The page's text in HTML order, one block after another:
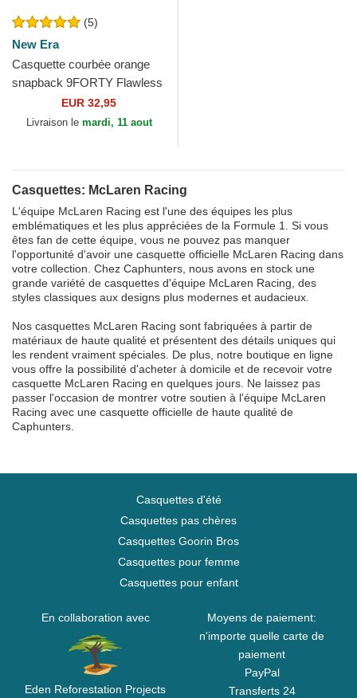
(5)
New Era
Casquette courbée orange
snapback 9FORTY Flawless
McLaren Racing Formula 1
New Era
EUR 32,95
Livraison le mardi, 11 aout
Casquettes: McLaren Racing
L'équipe McLaren Racing est l'une des équipes les plus
emblématiques et les plus appréciées de la Formule 1. Si vous
êtes fan de cette équipe, vous ne pouvez pas manquer
l'opportunité d'avoir une casquette officielle McLaren Racing dans
votre collection. Chez Caphunters, nous avons en stock une
grande variété de casquettes d'équipe McLaren Racing, des
styles classiques aux designs plus modernes et audacieux.
Nos casquettes McLaren Racing sont fabriquées à partir de
matériaux de haute qualité et présentent des détails uniques qui
les rendent vraiment spéciales. De plus, notre boutique en ligne
vous offre la possibilité d'acheter à domicile et de recevoir votre
casquette McLaren Racing en quelques jours. Ne laissez pas
passer l'occasion de montrer votre soutien à l'équipe McLaren
Racing avec une casquette officielle de haute qualité de
Caphunters.
Casquettes d'été
Casquettes pas chères
Casquettes Goorin Bros
Casquettes pour femme
Casquettes pour enfant
En collaboration avec
Eden Reforestation Projects
Moyens de paiement:
n'importe quelle carte de
paiement
PayPal
Transferts 24